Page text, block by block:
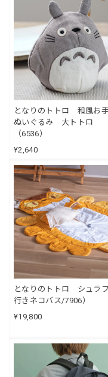
となりのトトロ 和風お
ぬいぐるみ 大トトロ
（6536）
¥2,640
となりのトトロ シュラ
行きネコバス/7906）
¥19,800